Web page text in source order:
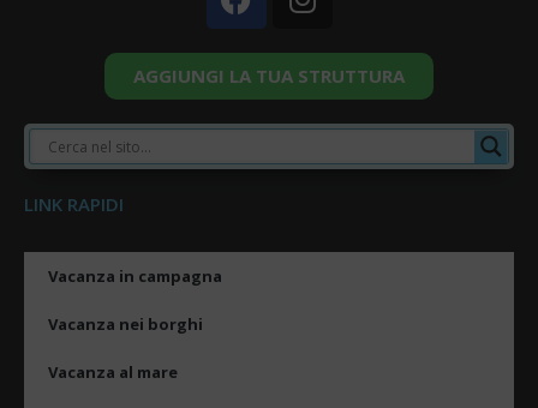
AGGIUNGI LA TUA STRUTTURA
LINK RAPIDI
Vacanza in campagna
Vacanza nei borghi
Vacanza al mare